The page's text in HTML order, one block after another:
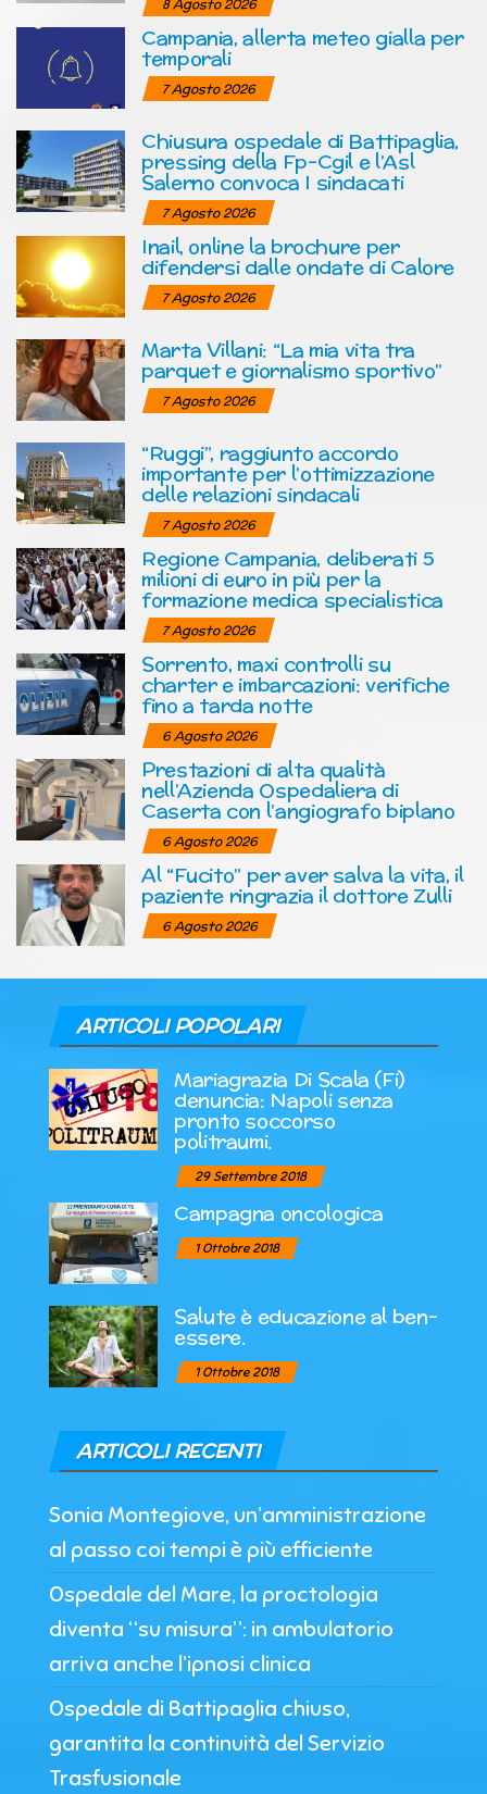
8 Agosto 2026
Campania, allerta meteo gialla per
temporali
7 Agosto 2026
Chiusura ospedale di Battipaglia,
pressing della Fp-Cgil e l’Asl
Salerno convoca I sindacati
7 Agosto 2026
Inail, online la brochure per
difendersi dalle ondate di Calore
7 Agosto 2026
Marta Villani: “La mia vita tra
parquet e giornalismo sportivo”
7 Agosto 2026
“Ruggi”, raggiunto accordo
importante per l’ottimizzazione
delle relazioni sindacali
7 Agosto 2026
Regione Campania, deliberati 5
milioni di euro in più per la
formazione medica specialistica
7 Agosto 2026
Sorrento, maxi controlli su
charter e imbarcazioni: verifiche
fino a tarda notte
6 Agosto 2026
Prestazioni di alta qualità
nell’Azienda Ospedaliera di
Caserta con l’angiografo biplano
6 Agosto 2026
Al “Fucito” per aver salva la vita, il
paziente ringrazia il dottore Zulli
6 Agosto 2026
ARTICOLI POPOLARI
Mariagrazia Di Scala (Fi)
denuncia: Napoli senza
pronto soccorso
politraumi.
29 Settembre 2018
Campagna oncologica
1 Ottobre 2018
Salute è educazione al ben-
essere.
1 Ottobre 2018
ARTICOLI RECENTI
Sonia Montegiove, un’amministrazione
al passo coi tempi è più efficiente
Ospedale del Mare, la proctologia
diventa “su misura”: in ambulatorio
arriva anche l’ipnosi clinica
Ospedale di Battipaglia chiuso,
garantita la continuità del Servizio
Trasfusionale